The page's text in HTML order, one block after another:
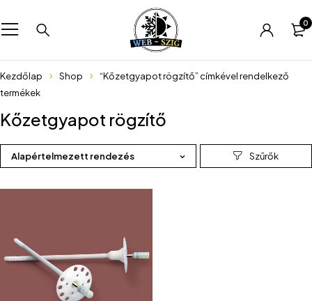
0
Kezdőlap Shop
“Kőzetgyapot rögzítő” címkével rendelkező
termékek
Kőzetgyapot rögzítő
Alapértelmezett rendezés